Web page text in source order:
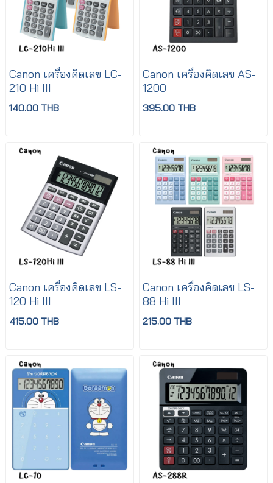
Canon เครื่องคิดเลข LC-
210 Hi III
140.00 THB
Canon เครื่องคิดเลข AS-
1200
395.00 THB
Canon เครื่องคิดเลข LS-
120 Hi III
415.00 THB
Canon เครื่องคิดเลข LS-
88 Hi III
215.00 THB